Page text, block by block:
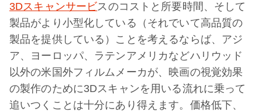
3Dスキャンサービスのコストと所要時間、そして
製品がより小型化している（それでいて高品質の
製品を提供している）ことを考えるならば、アジ
ア、ヨーロッパ、ラテンアメリカなどハリウッド
以外の米国外フィルムメーカが、映画の視覚効果
の製作のために3Dスキャンを用いる流れに乗って
追いつくことは十分にあり得えます。価格低下、